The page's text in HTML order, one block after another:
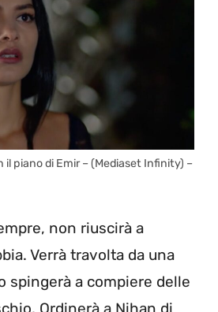
piano di Emir – (Mediaset Infinity) –
non riuscirà a
Verrà travolta da una
spingerà a compiere delle